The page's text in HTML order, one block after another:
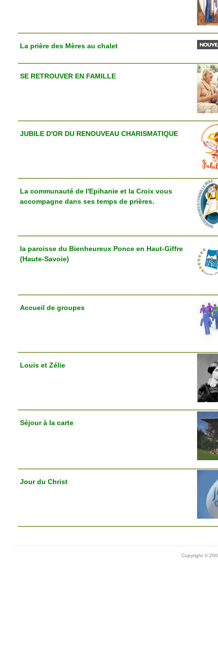
La prière des Mères au chalet
SE RETROUVER EN FAMILLE
JUBILE D'OR DU RENOUVEAU CHARISMATIQUE
La communauté de l'Epihanie et la Croix vous
accompagne dans ses temps de prières.
la paroisse du Bienheureux Ponce en Haut-Giffre
(Haute-Savoie)
Accueil de groupes
Louis et Zélie
Séjour à la carte
Jour du Christ
Copyright ©